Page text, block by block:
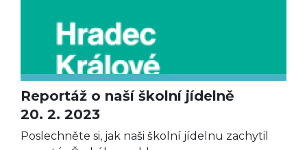
Reportáž o naší školní jídelně
20. 2. 2023
Poslechněte si, jak naši školní jídelnu zachytil